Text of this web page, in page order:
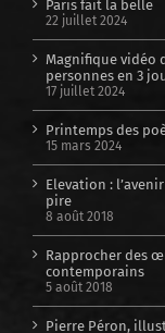
Paris fait la belle
22 juillet 2024
Magnifique vidéo
personnes en 3
17 juillet 2024
Printemps des
15 mars 2024
Elevation :
pire
8 août 2018
Rapprocher des
contemporains
5 août 2018
Pierre Péron,